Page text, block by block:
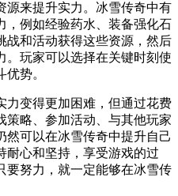
来提升实力。冰雪传奇中有
，例如经验药水、装备强化石
战和活动获得这些资源，然后
。玩家可以选择在关键时刻使
势。
变得更加困难，但通过花费
策略、参加活动、与其他玩家
然可以在冰雪传奇中提升自己
耐心和坚持，享受游戏的过
要努力，就一定能够在冰雪传